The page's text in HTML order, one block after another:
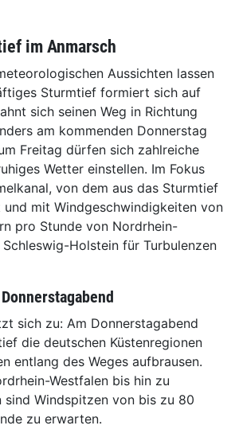
im Anmarsch
Aussichten lassen
Sturmtief formiert sich auf
sich seinen Weg in Richtung
am kommenden Donnerstag
Freitag dürfen sich zahlreiche
Wetter einstellen. Im Fokus
von dem aus das Sturmtief
mit Windgeschwindigkeiten von
pro Stunde von Nordrhein-
Holstein für Turbulenzen
sich zu: Am Donnerstagabend
die deutschen Küstenregionen
entlang des Weges aufbrausen.
Westfalen bis hin zu
sind Windspitzen von bis zu 80
zu erwarten.